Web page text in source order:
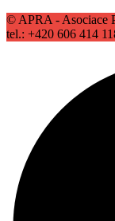
© APRA - Asociace
tel.: +420 606 414